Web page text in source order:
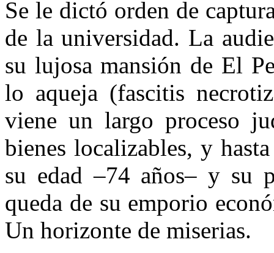
Se le dictó orden de
de la universidad. La
su lujosa mansión de El
lo aqueja (fascitis
viene un largo proceso
bienes localizables, y
su edad –74 años– y su
queda de su emporio
Un horizonte de miserias.